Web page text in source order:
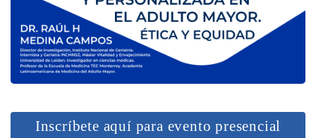
Inscríbete aquí para evento presencial